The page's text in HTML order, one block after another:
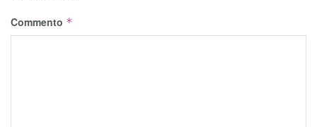
Commento *